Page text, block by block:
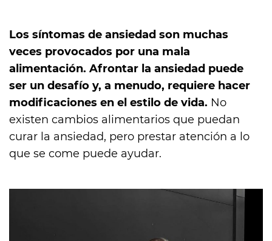
Los síntomas de ansiedad son muchas
veces provocados por una mala
alimentación. Afrontar la ansiedad puede
ser un desafío y, a menudo, requiere hacer
modificaciones en el estilo de vida. No
existen cambios alimentarios que puedan
curar la ansiedad, pero prestar atención a lo
que se come puede ayudar.